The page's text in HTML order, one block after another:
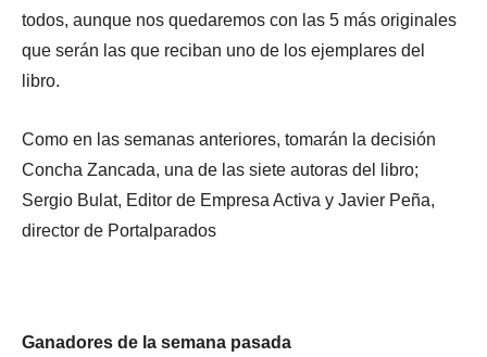
todos, aunque nos quedaremos con las 5 más originales
que serán las que reciban uno de los ejemplares del
libro.
Como en las semanas anteriores, tomarán la decisión
Concha Zancada, una de las siete autoras del libro;
Sergio Bulat, Editor de Empresa Activa y Javier Peña,
director de Portalparados
Ganadores de la semana pasada